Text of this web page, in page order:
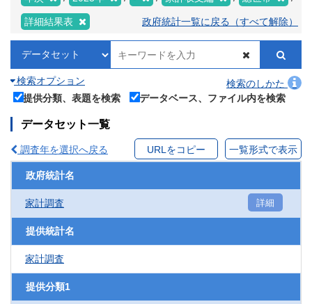
詳細結果表 政府統計一覧に戻る（すべて解除）
検索オプション
検索のしかた
提供分類、表題を検索
データベース、ファイル内を検索
データセット一覧
調査年を選択へ戻る URLをコピー 一覧形式で表示
政府統計名
家計調査 詳細
提供統計名
家計調査
提供分類1